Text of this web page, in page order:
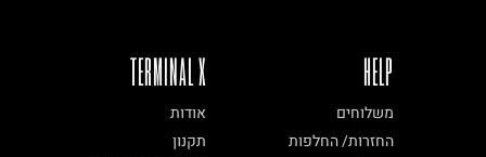
TERMINAL X
אודות
תקנון
HELP
משלוחים
החזרות/ החלפות